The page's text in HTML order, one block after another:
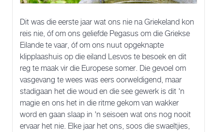
Dit was die eerste jaar wat ons nie na Griekeland kon
reis nie, óf om ons geliefde Pegasus om die Griekse
Eilande te vaar, óf om ons nuut opgeknapte
klipplaashuis op die eiland Lesvos te besoek en dit
reg te maak vir die Europese somer. Die gevoel om
vasgevang te wees was eers oorweldigend, maar
stadigaan het die woud en die see gewerk is dit 'n
magie en ons het in die ritme gekom van wakker
word en gaan slaap in 'n seisoen wat ons nog nooit
ervaar het nie. Elke jaar het ons, soos die swaeltjies,